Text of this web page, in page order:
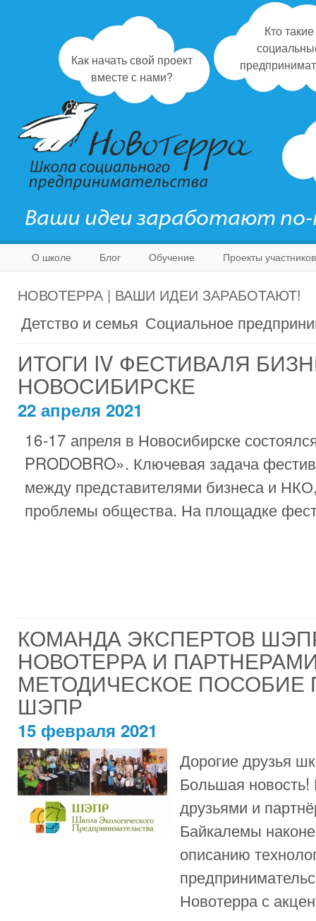
Как начать свой проект
вместе с нами?
Кто такие
Ваши идеи заработают
О школе Блог Обучение Проекты участников
НОВОТЕРРА | ВАШИ ИДЕИ ЗАРАБОТАЮТ!
Детство и семья Социальное
ИТОГИ IV ФЕСТИВАЛЯ
НОВОСИБИРСКЕ
22 апреля 2021
16-17 апреля в Новосибирске
PRODOBRO». Ключевая задача
между представителями бизнеса и
проблемы общества. На площадке
КОМАНДА ЭКСПЕРТОВ
НОВОТЕРРА И
МЕТОДИЧЕСКОЕ ПОСОБИЕ
ШЭПР
15 февраля 2021
Дорогие друзья
Большая
друзьями и
Байкалемы
описанию
Новотерра с